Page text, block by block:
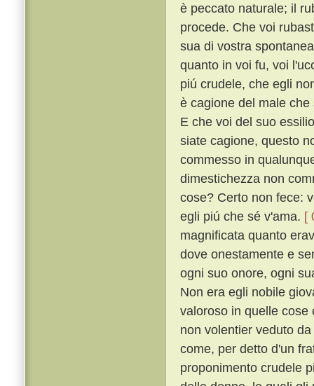
è peccato naturale; il
procede. Che voi
sua di vostra
quanto in voi fu, voi
piú crudele, che egli
è cagione del male
E che voi del suo
siate cagione, questo
commesso in
dimestichezza non
cose? Certo non fece:
egli piú che sé v'ama. [
magnificata quanto
dove onestamente e
ogni suo onore, ogni
Non era egli nobile
valoroso in quelle cose
non volentier veduto
come, per detto d'un
proponimento crudele